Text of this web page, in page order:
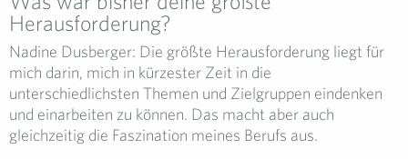
Herausforderung?
Nadine Dusberger: Die größte Herausforderung liegt für
mich darin, mich in kürzester Zeit in die
unterschiedlichsten Themen und Zielgruppen eindenken
und einarbeiten zu können. Das macht aber auch
gleichzeitig die Faszination meines Berufs aus.